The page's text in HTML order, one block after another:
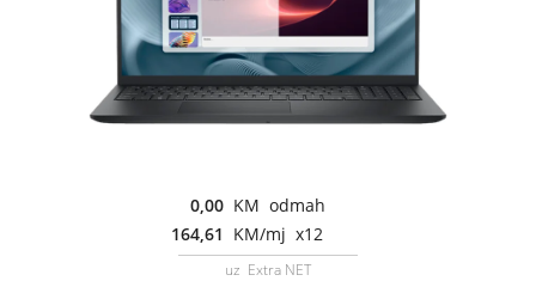
0,00 KM odmah
164,61 KM/mj x12
uz Extra NET